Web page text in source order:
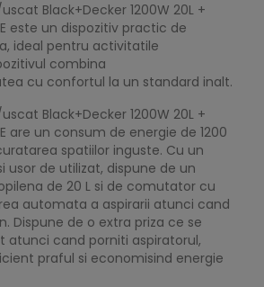
Black+Decker 1200W 20L +
este un dispozitiv practic de
ideal pentru activitatile
combina
cu confortul la un standard inalt.
Black+Decker 1200W 20L +
are un consum de energie de 1200
spatiilor inguste. Cu un
usor de utilizat, dispune de un
de 20 L si de comutator cu
automata a aspirarii atunci cand
Dispune de o extra priza ce se
atunci cand porniti aspiratorul,
praful si economisind energie